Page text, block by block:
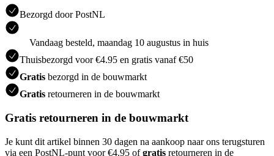
Bezorgd door PostNL
Vandaag besteld, maandag 10 augustus in huis
Thuisbezorgd voor €4.95 en gratis vanaf €50
Gratis bezorgd in de bouwmarkt
Gratis retourneren in de bouwmarkt
Gratis retourneren in de bouwmarkt
Je kunt dit artikel binnen 30 dagen na aankoop naar ons terugsturen
via een PostNL-punt voor €4.95 ofgratis retourneren in de